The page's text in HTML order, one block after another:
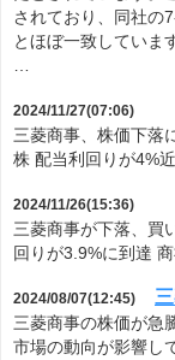
されており、同社の
とほぼ一致していま
2024/11/27(07:06)
三菱商事、株価下落
株 配当利回りが4%
2024/11/26(15:36)
三菱商事が下落、買
回りが3.9%に到達
2024/08/07(12:45)
三菱商事の株価が急
市場の動向が影響し